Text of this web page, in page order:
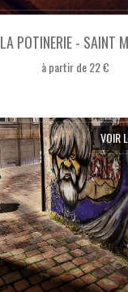
LA POTINERIE - SAINT
à partir de 22 €
VOIR